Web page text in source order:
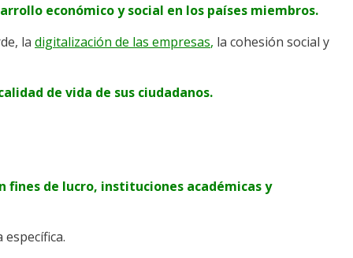
económico y social en los países miembros.
la digitalización de las empresas, la cohesión social y
de vida de sus ciudadanos.
fines de lucro, instituciones académicas y